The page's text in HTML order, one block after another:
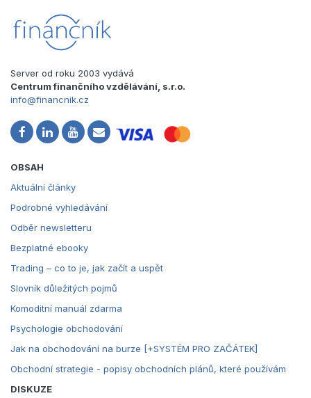
Server od roku 2003 vydává
Centrum finančního vzdělávání, s.r.o.
info@financnik.cz
OBSAH
Aktuální články
Podrobné vyhledávání
Odběr newsletteru
Bezplatné ebooky
Trading – co to je, jak začít a uspět
Slovník důležitých pojmů
Komoditní manuál zdarma
Psychologie obchodování
Jak na obchodování na burze [+SYSTÉM PRO ZAČÁTEK]
Obchodní strategie - popisy obchodních plánů, které používám
DISKUZE